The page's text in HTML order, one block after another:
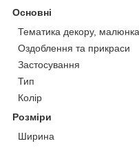
Основні
Тематика декору, малюнка
Оздоблення та прикраси
Застосування
Тип
Колір
Розміри
Ширина